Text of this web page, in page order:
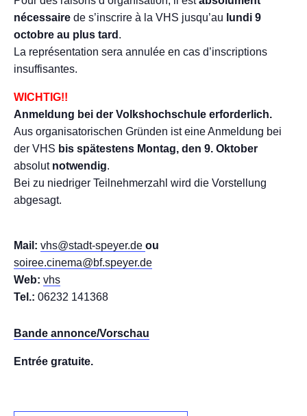
nécessaire de s’inscrire à la VHS jusqu’au lundi 9
octobre au plus tard .
La représentation sera annulée en cas d’inscriptions
insuffisantes.
WICHTIG!!
Anmeldung bei der Volkshochschule erforderlich.
Aus organisatorischen Gründen ist eine Anmeldung bei
der VHS bis spätestens Montag, den 9. Oktober
absolut notwendig.
Bei zu niedriger Teilnehmerzahl wird die Vorstellung
abgesagt.
Mail: vhs@stadt-speyer.de ou
soiree.cinema@bf.speyer.de
Web: vhs
Tel.: 06232 141368
Bande annonce/Vorschau
Entrée gratuite.